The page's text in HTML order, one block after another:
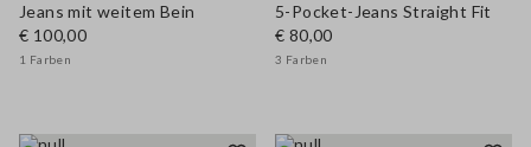
Jeans mit weitem Bein
€ 100,00
1 Farben
5-Pocket-Jeans Straight Fit
€ 80,00
3 Farben